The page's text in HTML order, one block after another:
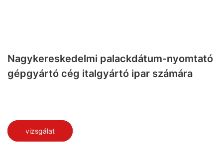
Nagykereskedelmi palackdátum-nyomtató
gépgyártó cég italgyártó ipar számára
vizsgálat